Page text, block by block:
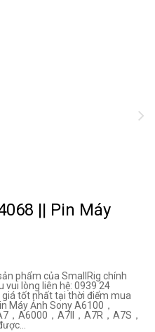
|| Pin Máy
phẩm của SmallRig chính
vui lòng liên hệ: 0939 24
tốt nhất tại thời điểm mua
Máy Ảnh Sony A6100，
，A6000，A7II，A7R，A7S，